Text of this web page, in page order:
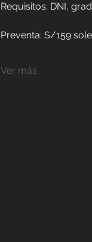
Requisitos: DNI,
Preventa: S/159
Ver más